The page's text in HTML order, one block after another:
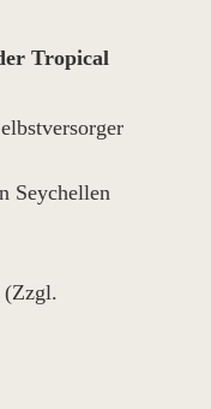
Tropical
Seychellen
(Zzgl.